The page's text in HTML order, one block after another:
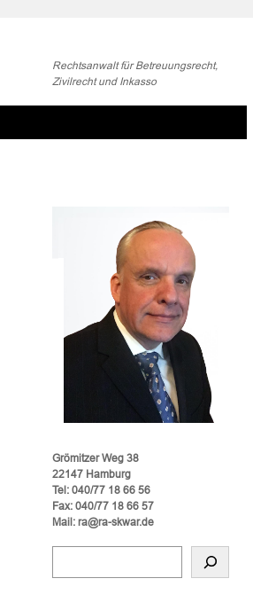
Rechtsanwalt für Betreuungsrecht,
Zivilrecht und Inkasso
Grömitzer Weg 38
22147 Hamburg
Tel: 040/77 18 66 56
Fax: 040/77 18 66 57
Mail: ra@ra-skwar.de